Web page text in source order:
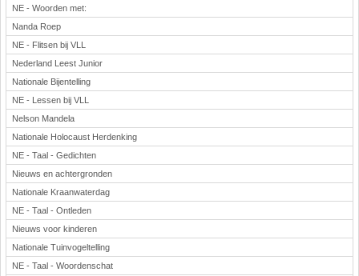
NE - Woorden met:
Nanda Roep
NE - Flitsen bij VLL
Nederland Leest Junior
Nationale Bijentelling
NE - Lessen bij VLL
Nelson Mandela
Nationale Holocaust Herdenking
NE - Taal - Gedichten
Nieuws en achtergronden
Nationale Kraanwaterdag
NE - Taal - Ontleden
Nieuws voor kinderen
Nationale Tuinvogeltelling
NE - Taal - Woordenschat